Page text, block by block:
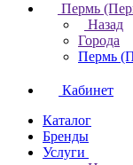
Пермь
Назад
Города
Пермь
Кабинет
Каталог
Бренды
Услуги